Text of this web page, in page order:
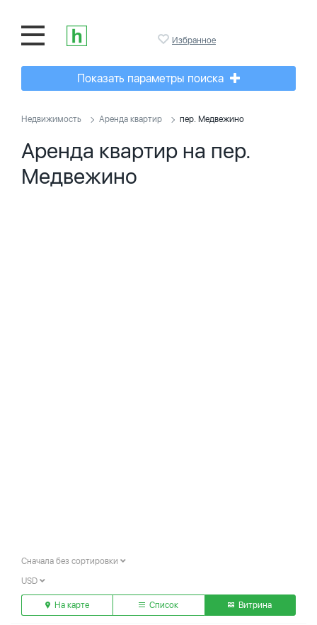
Избранное
Показать параметры поиска
Недвижимость Аренда квартир пер. Медвежино
Аренда квартир на пер.
Медвежино
Сначала без сортировки
USD
На карте Список Витрина